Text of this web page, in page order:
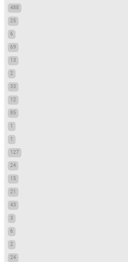
488
25
6
69
13
2
33
12
85
1
1
127
24
15
21
43
3
6
2
24